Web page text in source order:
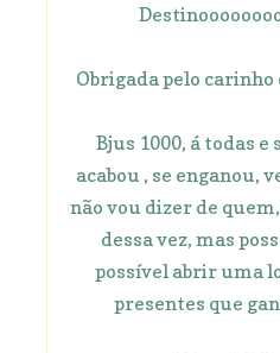
Obrigada pelo carinho
Bjus 1000, á todas e
acabou , se enganou,
não vou dizer de
dessa vez, mas
possível abrir uma
presentes que